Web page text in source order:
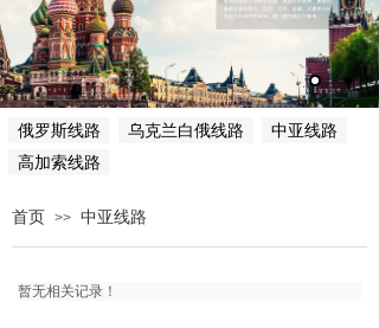
俄罗斯线路 乌克兰白俄线路
中亚线路
高加索线路
首页 >> 中亚线路
暂无相关记录！